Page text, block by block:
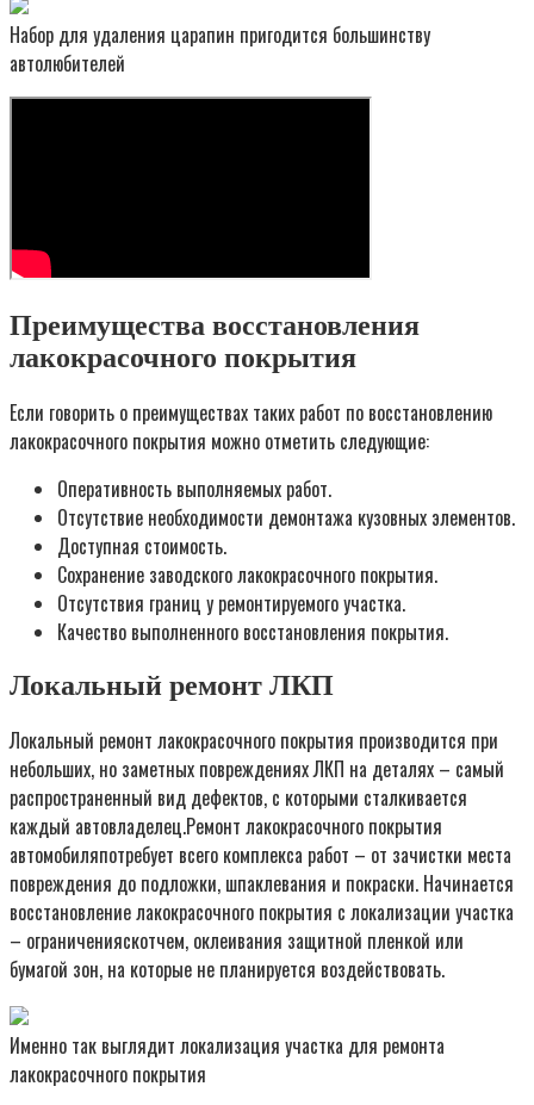
Набор для удаления царапин пригодится большинству
автолюбителей
Преимущества восстановления
лакокрасочного покрытия
Если говорить о преимуществах таких работ по восстановлению
лакокрасочного покрытия можно отметить следующие:
Оперативность выполняемых работ.
Отсутствие необходимости демонтажа кузовных элементов.
Доступная стоимость.
Сохранение заводского лакокрасочного покрытия.
Отсутствия границ у ремонтируемого участка.
Качество выполненного восстановления покрытия.
Локальный ремонт ЛКП
Локальный ремонт лакокрасочного покрытия производится при
небольших, но заметных повреждениях ЛКП на деталях – самый
распространенный вид дефектов, с которыми сталкивается
каждый автовладелец.Ремонт лакокрасочного покрытия
автомобиляпотребует всего комплекса работ – от зачистки места
повреждения до подложки, шпаклевания и покраски. Начинается
восстановление лакокрасочного покрытия с локализации участка
– ограниченияскотчем, оклеивания защитной пленкой или
бумагой зон, на которые не планируется воздействовать.
Именно так выглядит локализация участка для ремонта
лакокрасочного покрытия